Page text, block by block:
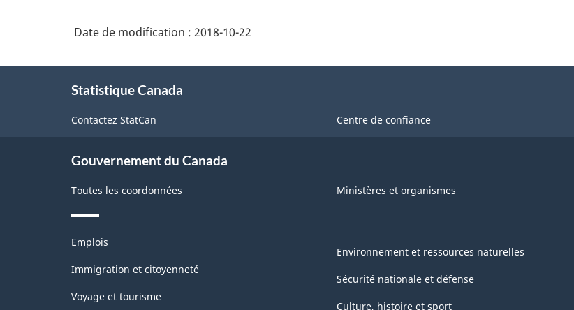
grasses
pas
1,5%
édulcorants
Date de modification : 2018-10-22
Statistique Canada
Contactez StatCan Centre de confiance
Gouvernement du Canada
Toutes les coordonnées Ministères et organismes
Thèmes
sujets
Emplois
Immigration et citoyenneté
Voyage et tourisme
Environnement et ressources naturelles
Sécurité nationale et défense
Culture, histoire et sport